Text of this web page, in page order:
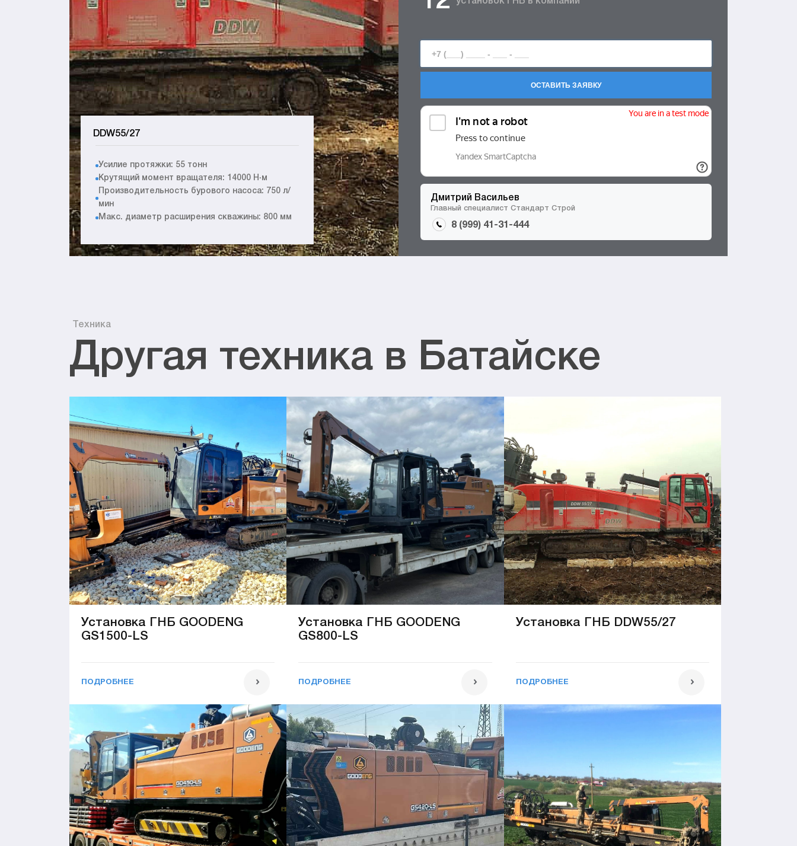
DDW55/27
Усилие протяжки: 55 тонн
Крутящий момент вращателя: 14000 Н·м
Производительность бурового насоса: 750 л/
мин
Макс. диаметр расширения скважины: 800 мм
ОСТАВИТЬ ЗАЯВКУ
Дмитрий Васильев
Главный специалист Стандарт Строй
8 (999) 41-31-444
Техника
Другая техника в Батайске
Установка ГНБ GOODENG
GS1500-LS
ПОДРОБНЕЕ
Установка ГНБ GOODENG
GS800-LS
ПОДРОБНЕЕ
Установка ГНБ DDW55/27
ПОДРОБНЕЕ